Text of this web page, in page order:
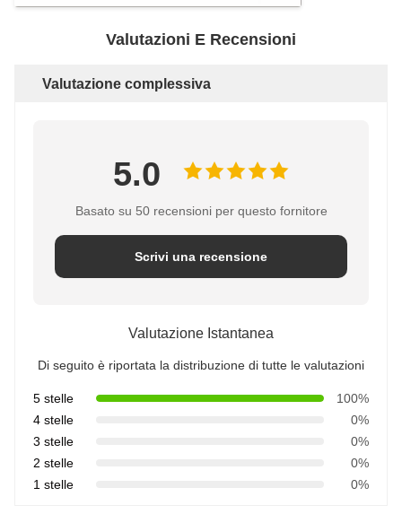
Valutazioni E Recensioni
Valutazione complessiva
5.0
Basato su 50 recensioni per questo fornitore
Scrivi una recensione
Valutazione Istantanea
Di seguito è riportata la distribuzione di tutte le valutazioni
5 stelle
100%
4 stelle
0%
3 stelle
0%
2 stelle
0%
1 stelle
0%